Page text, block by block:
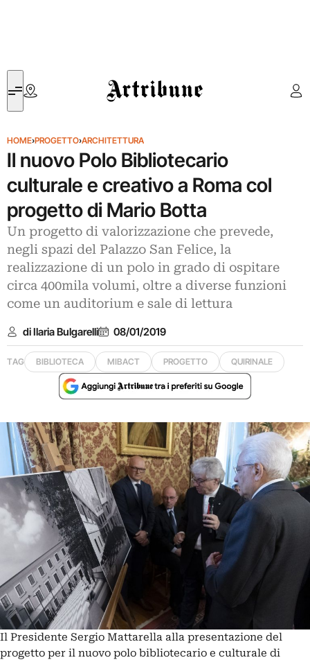
Artribune
HOME›PROGETTO›ARCHITETTURA
Il nuovo Polo Bibliotecario
culturale e creativo a Roma col
progetto di Mario Botta
Un progetto di valorizzazione che prevede,
negli spazi del Palazzo San Felice, la
realizzazione di un polo in grado di ospitare
circa 400mila volumi, oltre a diverse funzioni
come un auditorium e sale di lettura
di Ilaria Bulgarelli 08/01/2019
TAG BIBLIOTECA MIBACT PROGETTO QUIRINALE
Il Presidente Sergio Mattarella alla presentazione del
progetto per il nuovo polo bibliotecario e culturale di